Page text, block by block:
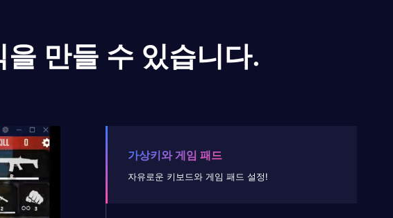
만들 수 있습니다.
가상키와 게임 패드
자유로운 키보드와 게임 패드 설정!